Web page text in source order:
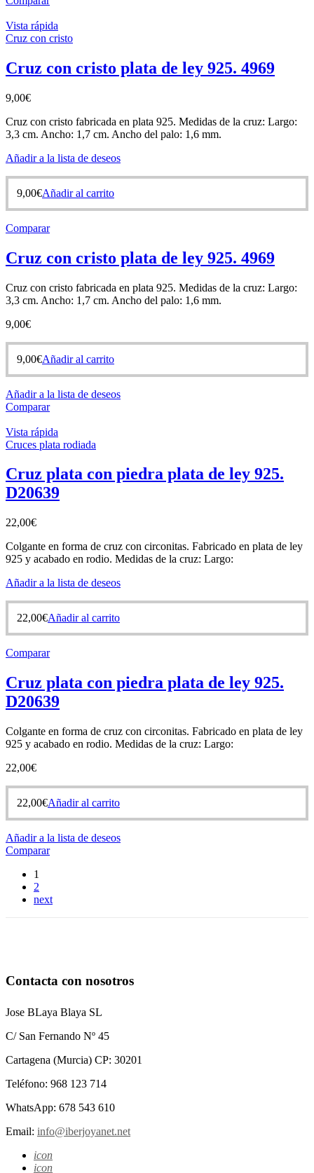
Vista rápida
Cruz con cristo
Cruz con cristo plata de ley 925. 4969
9,00€
Cruz con cristo fabricada en plata 925. Medidas de la cruz: Largo:
3,3 cm. Ancho: 1,7 cm. Ancho del palo: 1,6 mm.
Añadir a la lista de deseos
9,00€Añadir al carrito
Comparar
Cruz con cristo plata de ley 925. 4969
Cruz con cristo fabricada en plata 925. Medidas de la cruz: Largo:
3,3 cm. Ancho: 1,7 cm. Ancho del palo: 1,6 mm.
9,00€
9,00€Añadir al carrito
Añadir a la lista de deseos
Comparar
Vista rápida
Cruces plata rodiada
Cruz plata con piedra plata de ley 925.
D20639
22,00€
Colgante en forma de cruz con circonitas. Fabricado en plata de ley
925 y acabado en rodio. Medidas de la cruz: Largo:
Añadir a la lista de deseos
22,00€Añadir al carrito
Comparar
Cruz plata con piedra plata de ley 925.
D20639
Colgante en forma de cruz con circonitas. Fabricado en plata de ley
925 y acabado en rodio. Medidas de la cruz: Largo:
22,00€
22,00€Añadir al carrito
Añadir a la lista de deseos
Comparar
1
2
next
Contacta con nosotros
Jose BLaya Blaya SL
C/ San Fernando Nº 45
Cartagena (Murcia) CP: 30201
Teléfono: 968 123 714
WhatsApp: 678 543 610
Email: info@iberjoyanet.net
icon
icon